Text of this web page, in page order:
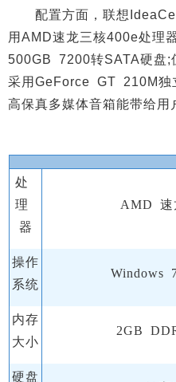
配置方面，联想
用AMD速龙三核400e处理
500GB 7200转SATA硬盘;
采用GeForce GT 210M独
高保真多媒体音箱能带给用
处
理
器
AMD 速
操作
系统
Windows
内存
大小
2GB
硬盘